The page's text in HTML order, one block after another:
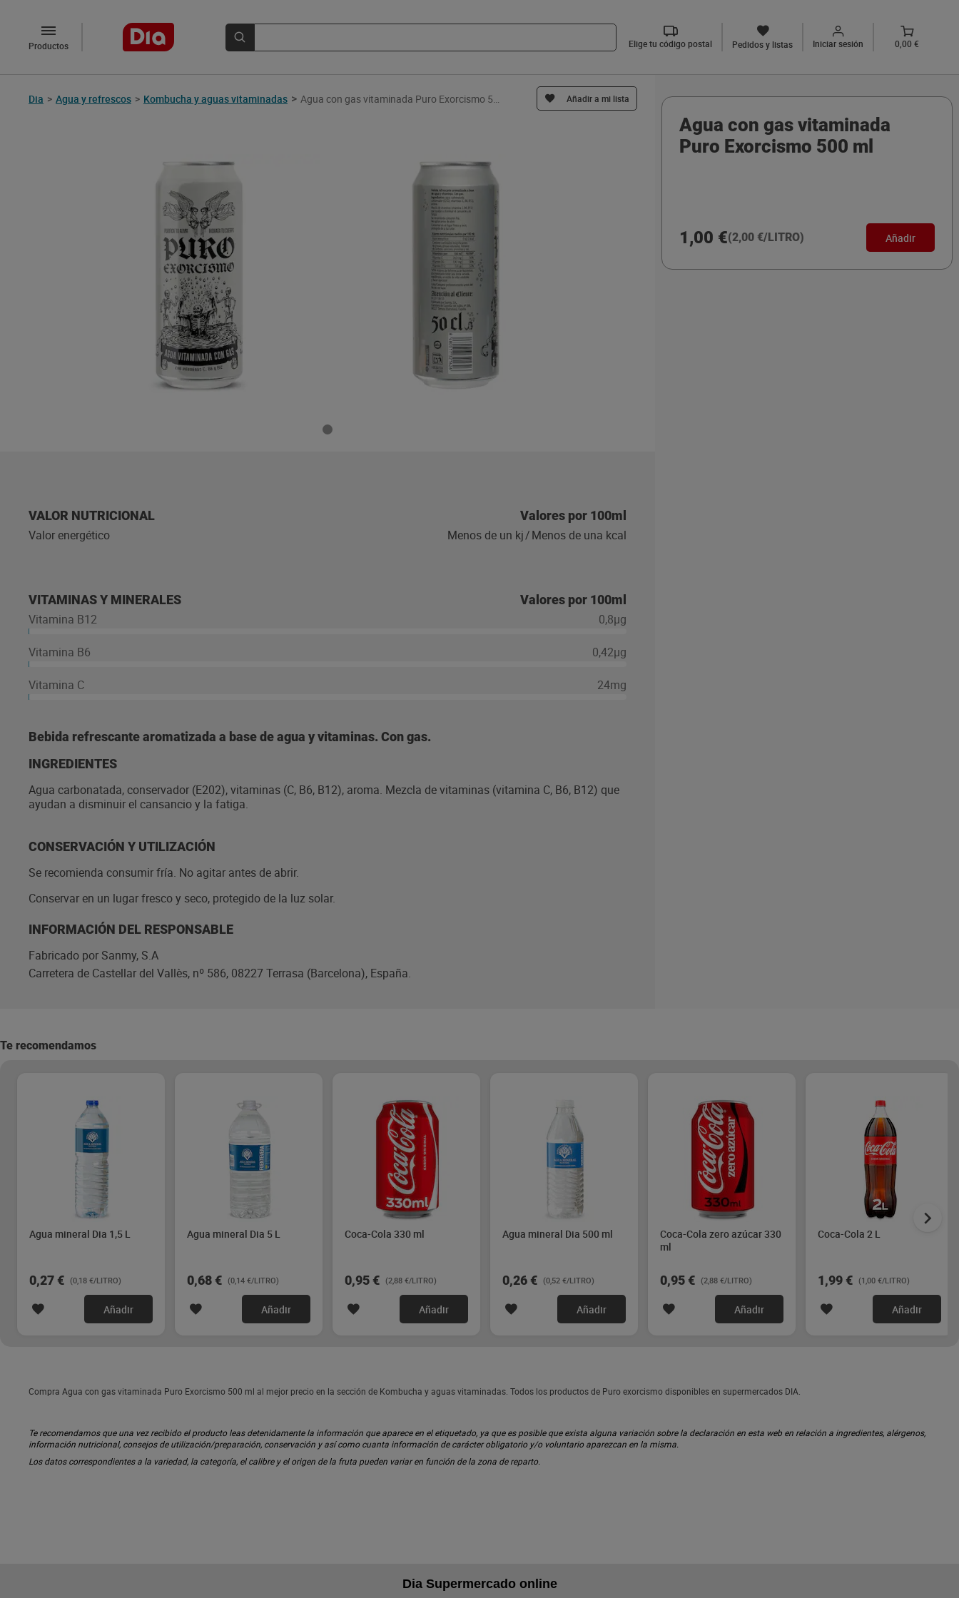
Productos Elige tu código postal Pedidos y listas Iniciar sesión 0,00 €
Dia > Agua y refrescos > Kombucha y aguas vitaminadas > Añadir a mi lista
VALOR NUTRICIONAL Valores por 100ml
Valor energético Menos de un kj/Menos de una kcal
VITAMINAS Y MINERALES Valores por 100ml
Vitamina B12 0,8µg
Vitamina B6 0,42µg
Vitamina C 24mg
Bebida refrescante aromatizada a base de agua y vitaminas. Con gas.
INGREDIENTES
Agua carbonatada, conservador (E202), vitaminas (C, B6, B12), aroma. Mezcla de vitaminas (vitamina C, B6, B12) que
ayudan a disminuir el cansancio y la fatiga.
CONSERVACIÓN Y UTILIZACIÓN
Se recomienda consumir fría. No agitar antes de abrir.
Conservar en un lugar fresco y seco, protegido de la luz solar.
INFORMACIÓN DEL RESPONSABLE
Fabricado por Sanmy, S.A
Carretera de Castellar del Vallès, nº 586, 08227 Terrasa (Barcelona), España.
Agua con gas vitaminada
Puro Exorcismo 500 ml
1,00 €(2,00 €/LITRO) Añadir
Te recomendamos
Agua mineral Dia 1,5 L
0,27 € (0,18 €/LITRO)
Añadir
Agua mineral Dia 5 L
0,68 € (0,14 €/LITRO)
Añadir
Coca-Cola 330 ml
0,95 € (2,88 €/LITRO)
Añadir
Agua mineral Dia 500 ml
0,26 € (0,52 €/LITRO)
Añadir
Coca-Cola zero azúcar 330
ml
0,95 € (2,88 €/LITRO)
Añadir
Coca-Cola 2 L
1,99 € (1,00 €/LITRO)
Añadir
Compra Agua con gas vitaminada Puro Exorcismo 500 ml al mejor precio en la sección de Kombucha y aguas vitaminadas. Todos los productos de Puro exorcismo disponibles en supermercados DIA.
Te recomendamos que una vez recibido el producto leas detenidamente la información que aparece en el etiquetado, ya que es posible que exista alguna variación sobre la declaración en esta web en relación a ingredientes, alérgenos,
información nutricional, consejos de utilización/preparación, conservación y así como cuanta información de carácter obligatorio y/o voluntario aparezcan en la misma.
Los datos correspondientes a la variedad, la categoría, el calibre y el origen de la fruta pueden variar en función de la zona de reparto.
Dia Supermercado online